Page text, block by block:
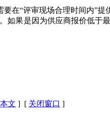
在“评审现场合理时间内”
果是因为供应商报价低于
文 ] [ 关闭窗口 ]